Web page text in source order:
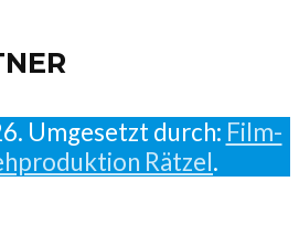
Umgesetzt durch: Film-
Rätzel.